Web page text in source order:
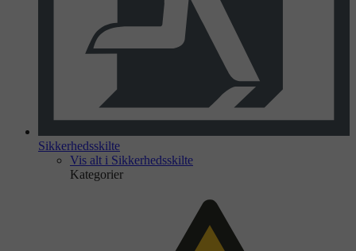
Sikkerhedsskilte
Vis alt i Sikkerhedsskilte
Kategorier